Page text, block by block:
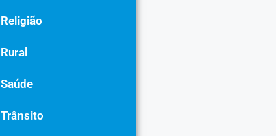
Religião
Rural
Saúde
Trânsito